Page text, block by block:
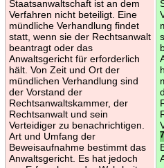
Staatsanwaltschaft ist an dem
Verfahren nicht beteiligt. Eine
mündliche Verhandlung findet
statt, wenn sie der Rechtsanwalt
beantragt oder das
Anwaltsgericht für erforderlich
hält. Von Zeit und Ort der
mündlichen Verhandlung sind
der Vorstand der
Rechtsanwaltskammer, der
Rechtsanwalt und sein
Verteidiger zu benachrichtigen.
Art und Umfang der
Beweisaufnahme bestimmt das
Anwaltsgericht. Es hat jedoch
7